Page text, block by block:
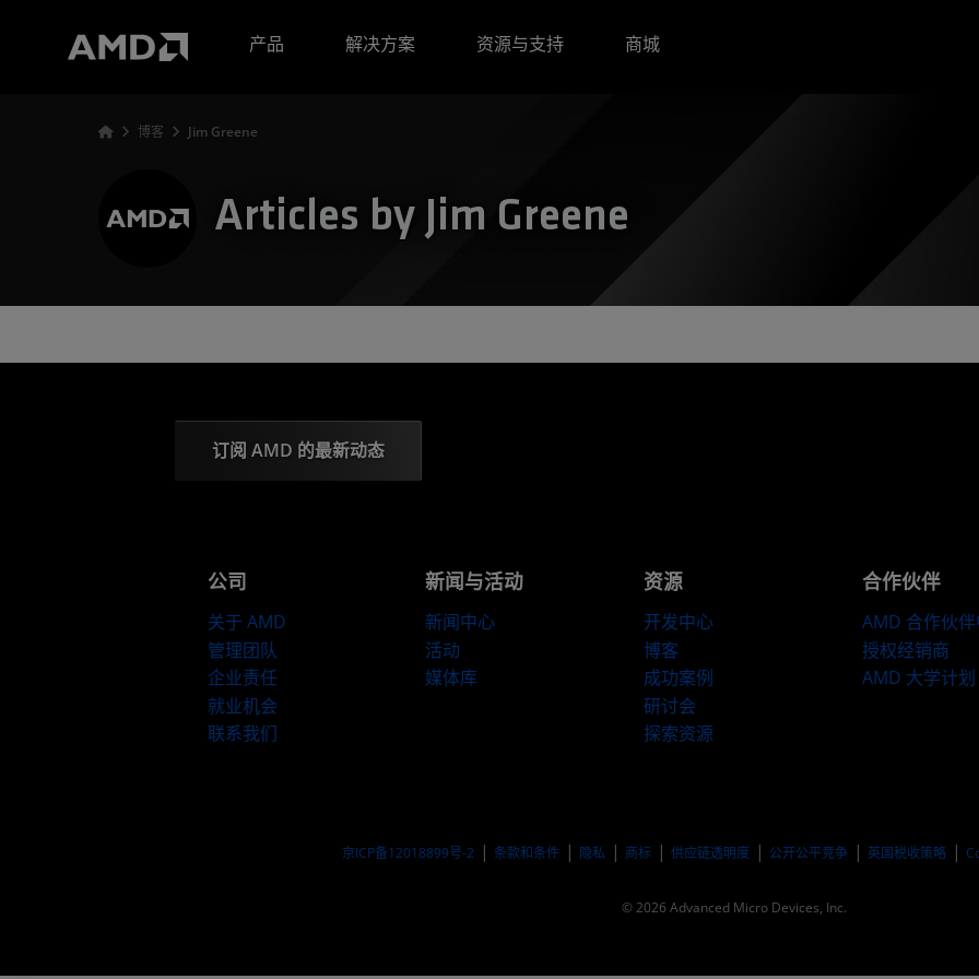
产品
解决方案 资源与支持 商城
博客 Jim Greene
Articles by Jim Greene
订阅 AMD 的最新动态
公司
关于 AMD
管理团队
企业责任
就业机会
联系我们
新闻与活动
新闻中心
活动
媒体库
资源
开发中心
博客
成功案例
研讨会
探索资源
合作伙伴
AMD 合作伙
授权经销商
AMD 大学计划
京ICP备12018899号-2 ​条款和条件 隐私 商标 供应链透明度 公开公平竞争 英国税收策略
© 2026 Advanced Micro Devices, Inc.